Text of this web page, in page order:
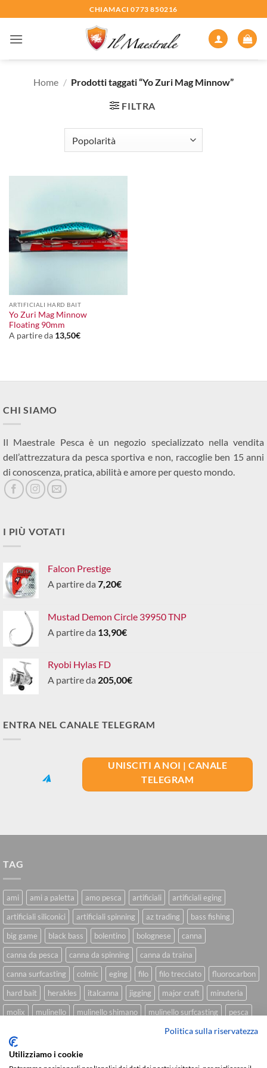
ai
contenuti
CHIAMACI 0773 850216
Home / Prodotti taggati “Yo Zuri Mag Minnow”
FILTRA
ARTIFICIALI HARD BAIT
Yo Zuri Mag Minnow
Floating 90mm
A partire da 13,50€
CHI SIAMO
Il Maestrale Pesca è un negozio specializzato nella vendita
dell’attrezzatura da pesca sportiva e non, raccoglie ben 15 anni
di conoscenza, pratica, abilità e amore per questo mondo.
I PIÙ VOTATI
Falcon Prestige
A partire da 7,20€
Mustad Demon Circle 39950 TNP
A partire da 13,90€
Ryobi Hylas FD
A partire da 205,00€
ENTRA NEL CANALE TELEGRAM
UNISCITI A NOI | CANALE
TELEGRAM
TAG
ami ami a paletta amo pesca artificiali
artificiali eging
artificiali siliconici
artificiali spinning az trading
bass fishing
big game
black bass bolentino bolognese
canna
canna da pesca
canna da spinning
canna da traina
canna surfcasting
colmic eging filo filo trecciato
fluorocarbon
hard bait
herakles italcanna jigging major craft
minuteria
molix
mulinello mulinello shimano mulinello surfcasting
pesca
softbait yamamoto
spinning
spinning inshore
surfcasting
Politica sulla riservatezza
Utilizziamo i cookie